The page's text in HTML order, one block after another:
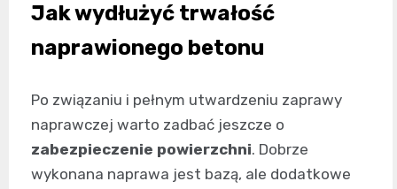
Jak wydłużyć trwałość
naprawionego betonu
Po związaniu i pełnym utwardzeniu zaprawy
naprawczej warto zadbać jeszcze o
zabezpieczenie powierzchni. Dobrze
wykonana naprawa jest bazą, ale dodatkowe